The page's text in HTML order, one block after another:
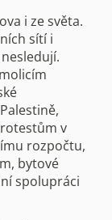
i ze světa.
sítí i
v
rozpočtu,
bytové
spolupráci